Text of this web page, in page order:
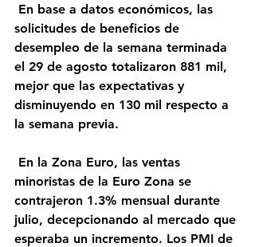
solicitudes de beneficios de
desempleo de la semana terminada
el 29 de agosto totalizaron 881 mil,
mejor que las expectativas y
disminuyendo en 130 mil respecto a
la semana previa.
minoristas de la Euro Zona se
contrajeron 1.3% mensual durante
julio, decepcionando al mercado que
esperaba un incremento. Los PMI de